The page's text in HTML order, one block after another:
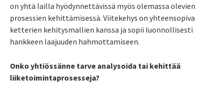
on yhtä lailla hyödynnettävissä myös olemassa olevien
prosessien kehittämisessä. Viitekehys on yhteensopiva
ketterien kehitysmallien kanssa ja sopii luonnollisesti
hankkeen laajuuden hahmottamiseen.
Onko yhtiössänne tarve analysoida tai kehittää
liiketoimintaprosesseja?